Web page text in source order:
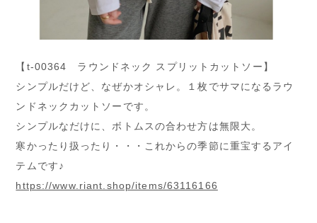
【t-00364 ラウンドネック スプリットカットソー】
シンプルだけど、なぜかオシャレ。１枚でサマになるラウ
ンドネックカットソーです。
シンプルなだけに、ボトムスの合わせ方は無限大。
寒かったり扱ったり・・・これからの季節に重宝するアイ
テムです♪
https://www.riant.shop/items/63116166